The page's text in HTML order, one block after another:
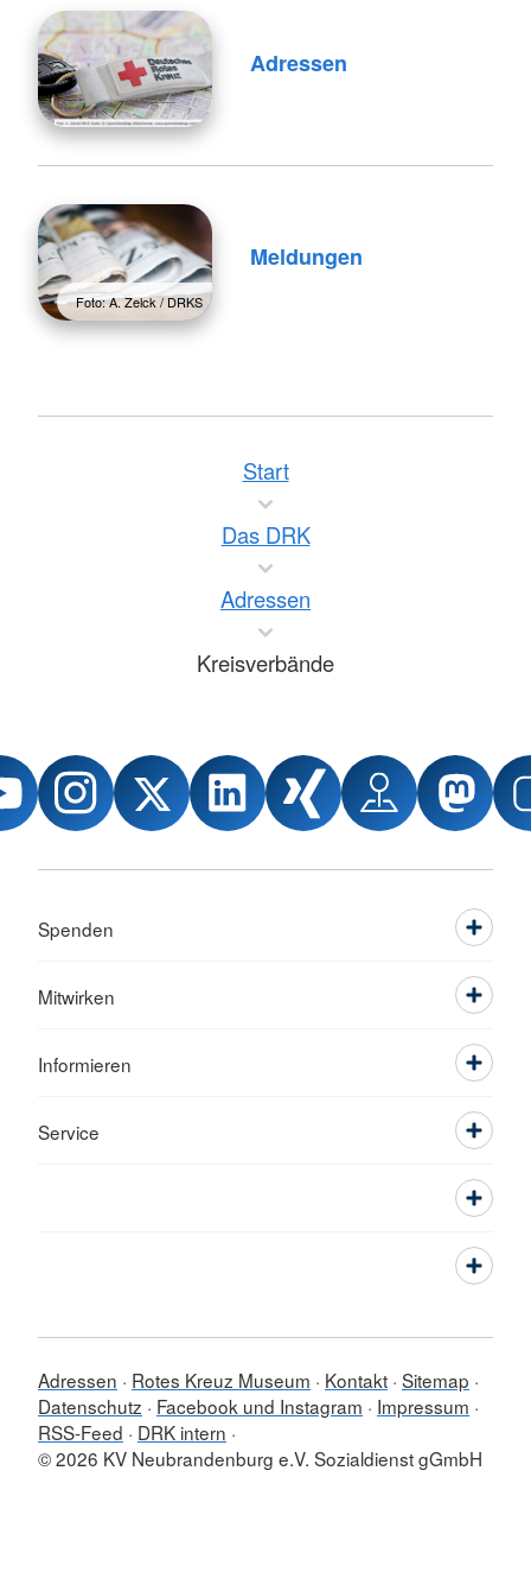
Adressen
Foto: A. Zelck / DRKS
Meldungen
Start
Das DRK
Adressen
Kreisverbände
Spenden
Mitwirken
Informieren
Service
Adressen Rotes Kreuz Museum Kontakt Sitemap
Datenschutz
Facebook und Instagram
Impressum
RSS-Feed
DRK intern
© 2026 KV Neubrandenburg e.V. Sozialdienst gGmbH